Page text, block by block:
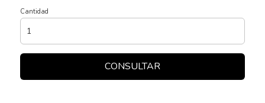
Cantidad
CONSULTAR